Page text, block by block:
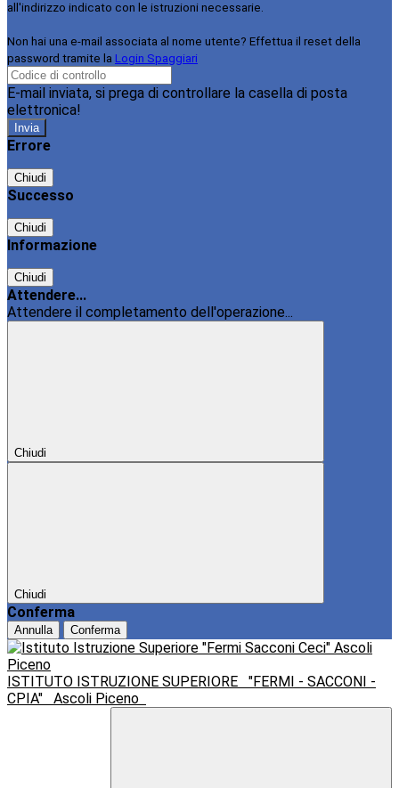
all'indirizzo indicato con le istruzioni necessarie.
Non hai una e-mail associata al nome utente? Effettua il reset della
password tramite la Login Spaggiari
E-mail inviata, si prega di controllare la casella di posta
elettronica!
Errore
Chiudi
Successo
Chiudi
Informazione
Chiudi
Attendere...
Attendere il completamento dell'operazione...
Chiudi
Chiudi
Conferma
Annulla Conferma
ISTITUTO ISTRUZIONE SUPERIORE
"FERMI - SACCONI -
CPIA"
Ascoli Piceno